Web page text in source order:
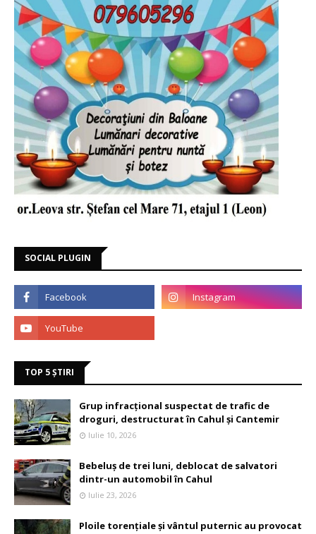
SOCIAL PLUGIN
TOP 5 ȘTIRI
Grup infracțional suspectat de trafic de
droguri, destructurat în Cahul și Cantemir
Iulie 10, 2026
Bebeluș de trei luni, deblocat de salvatori
dintr-un automobil în Cahul
Iulie 23, 2026
Ploile torențiale și vântul puternic au provocat